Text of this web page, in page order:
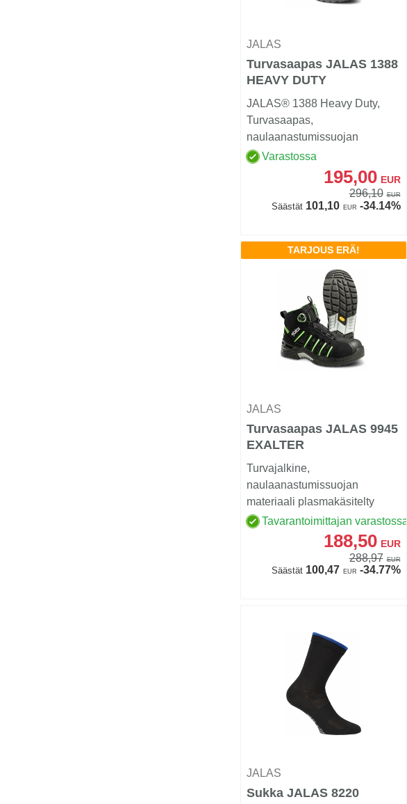
JALAS
Turvasaapas JALAS 1388
HEAVY DUTY
JALAS® 1388 Heavy Duty,
Turvasaapas,
naulaanastumissuojan
materiaali teräs, varvassuojan
Varastossa
195,00 EUR
296,10 EUR
Säästät101,10 EUR -34.14%
TARJOUS ERÄ!
JALAS
Turvasaapas JALAS 9945
EXALTER
Turvajalkine,
naulaanastumissuojan
materiaali plasmakäsitelty
komposiitti (PTC),
varvassuojan mater...
Tavarantoimittajan varastossa
188,50 EUR
288,97 EUR
Säästät100,47 EUR -34.77%
JALAS
Sukka JALAS 8220